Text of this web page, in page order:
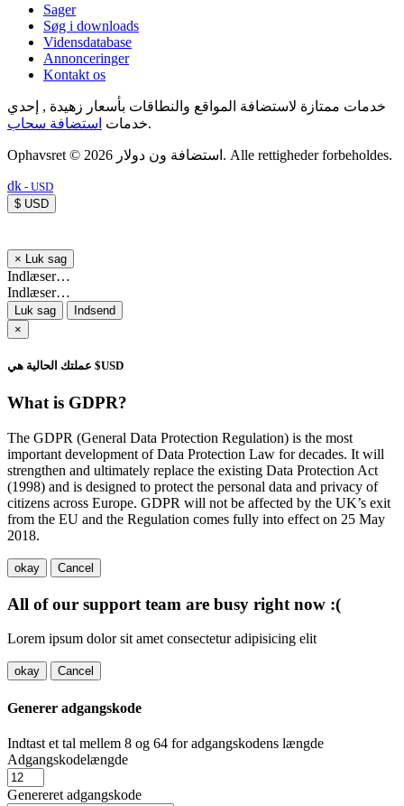
Sager
Søg i downloads
Vidensdatabase
Annonceringer
Kontakt os
خدمات ممتازة لاستضافة المواقع والنطاقات بأسعار زهيدة , إحدي
خدمات استضافة سحاب .
Ophavsret © 2026 استضافة ون دولار. Alle rettigheder forbeholdes.
dk - USD
$ USD
× Luk sag
Indlæser…
Indlæser…
Luk sag
Indsend
×
عملتك الحالية هي $USD
What is GDPR?
The GDPR (General Data Protection Regulation) is the most
important development of Data Protection Law for decades. It will
strengthen and ultimately replace the existing Data Protection Act
(1998) and is designed to protect the personal data and privacy of
citizens across Europe. GDPR will not be affected by the UK’s exit
from the EU and the Regulation comes fully into effect on 25 May
2018.
okay Cancel
All of our support team are busy right now :(
Lorem ipsum dolor sit amet consectetur adipisicing elit
okay Cancel
Generer adgangskode
Indtast et tal mellem 8 og 64 for adgangskodens længde
Adgangskodelængde
Genereret adgangskode